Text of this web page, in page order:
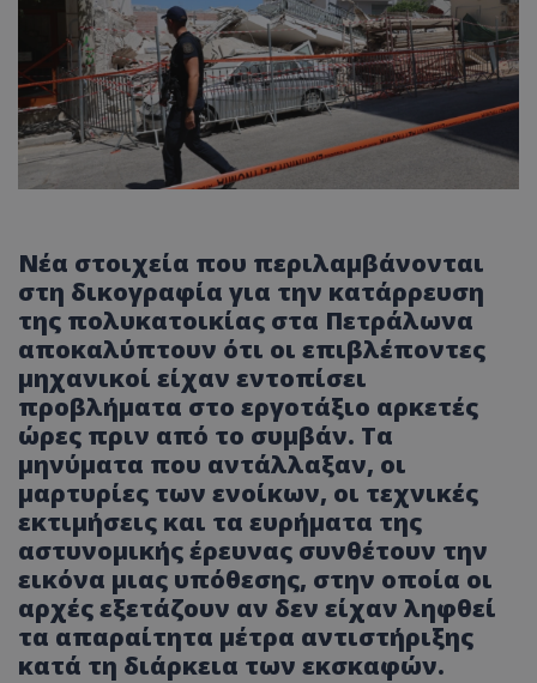
Νέα στοιχεία που περιλαμβάνονται
στη δικογραφία για την κατάρρευση
της πολυκατοικίας στα Πετράλωνα
αποκαλύπτουν ότι οι επιβλέποντες
μηχανικοί είχαν εντοπίσει
προβλήματα στο εργοτάξιο αρκετές
ώρες πριν από το συμβάν. Τα
μηνύματα που αντάλλαξαν, οι
μαρτυρίες των ενοίκων, οι τεχνικές
εκτιμήσεις και τα ευρήματα της
αστυνομικής έρευνας συνθέτουν την
εικόνα μιας υπόθεσης, στην οποία οι
αρχές εξετάζουν αν δεν είχαν ληφθεί
τα απαραίτητα μέτρα αντιστήριξης
κατά τη διάρκεια των εκσκαφών.